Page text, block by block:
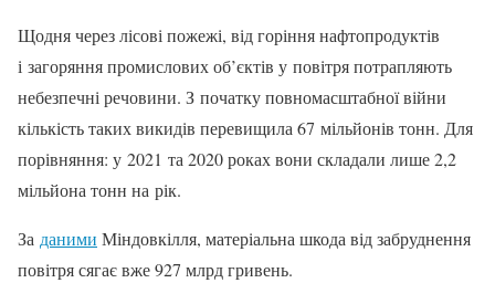
Щодня через лісові пожежі, від горіння нафтопродуктів
і загоряння промислових об’єктів у повітря потрапляють
небезпечні речовини. З початку повномасштабної війни
кількість таких викидів перевищила 67 мільйонів тонн. Для
порівняння: у 2021 та 2020 роках вони складали лише 2,2
мільйона тонн на рік.
За даними Міндовкілля, матеріальна шкода від забруднення
повітря сягає вже 927 млрд гривень.